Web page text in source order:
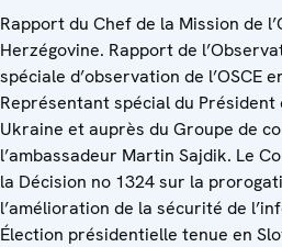
Rapport du Chef de la Mission de
Herzégovine. Rapport de
spéciale d’observation de l’OSCE
Représentant spécial du Président
Ukraine et auprès du Groupe de
l’ambassadeur Martin Sajdik. Le
la Décision no 1324 sur la
l’amélioration de la sécurité de
Élection présidentielle tenue en